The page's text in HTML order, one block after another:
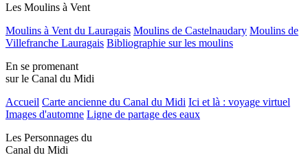
Les Moulins à Vent
Moulins à Vent du Lauragais Moulins de Castelnaudary Moulins de
Villefranche Lauragais Bibliographie sur les moulins
En se promenant
sur le Canal du Midi
Accueil Carte ancienne du Canal du Midi Ici et là : voyage virtuel
Images d'automne Ligne de partage des eaux
Les Personnages du
Canal du Midi